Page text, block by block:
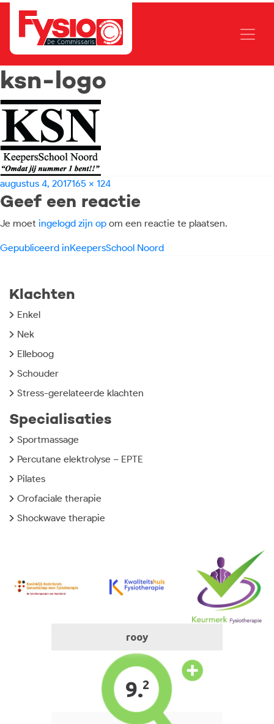
ksn-logo
Geplaatst
op
augustus 4, 2017Volledige
grootte
165 × 124
Geef een reactie
Je moet ingelogd zijn op om een reactie te plaatsen.
Bericht
Gepubliceerd inKeepersSchool Noord
Klachten
Enkel
Nek
Elleboog
Schouder
Stress-gerelateerde klachten
Specialisaties
Sportmassage
Percutane elektrolyse – EPTE
Pilates
Orofaciale therapie
Shockwave therapie